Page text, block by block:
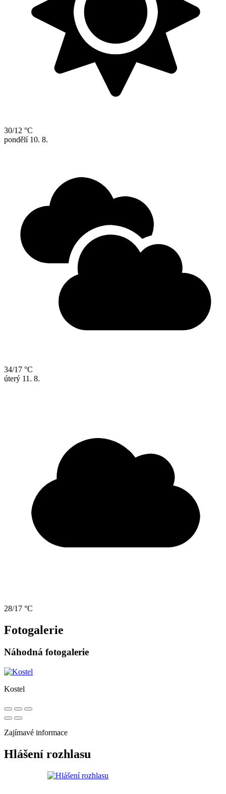
30/12 °C
pondělí 10. 8.
34/17 °C
úterý 11. 8.
28/17 °C
Fotogalerie
Náhodná fotogalerie
Kostel
Zajímavé informace
Hlášení rozhlasu